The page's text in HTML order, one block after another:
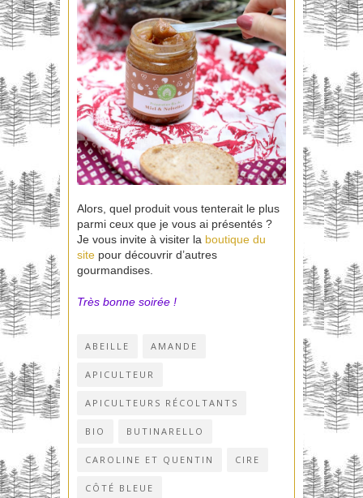
Alors, quel produit vous tenterait le plus
parmi ceux que je vous ai présentés ?
Je vous invite à visiter la boutique du
site pour découvrir d’autres
gourmandises.
Très bonne soirée !
ABEILLE AMANDE
APICULTEUR
APICULTEURS RÉCOLTANTS
BIO BUTINARELLO
CAROLINE ET QUENTIN CIRE
CÔTÉ BLEUE